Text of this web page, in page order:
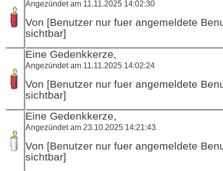
Angezündet am 11.11.2025 14:02:30
Von [Benutzer nur fuer angemeldete
sichtbar]
Eine Gedenkkerze,
Angezündet am 11.11.2025 14:02:24
Von [Benutzer nur fuer angemeldete
sichtbar]
Eine Gedenkkerze,
Angezündet am 23.10.2025 14:21:43
Von [Benutzer nur fuer angemeldete
sichtbar]